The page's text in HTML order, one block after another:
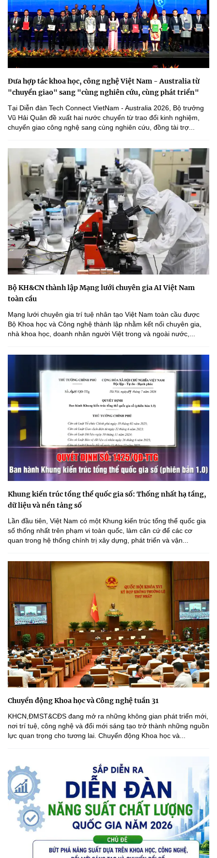
Đưa hợp tác khoa học, công nghệ Việt Nam - Australia từ
"chuyển giao" sang "cùng nghiên cứu, cùng phát triển"
Tại Diễn đàn Tech Connect VietNam - Australia 2026, Bộ trưởng
Vũ Hải Quân đề xuất hai nước chuyển từ trao đổi kinh nghiệm,
chuyển giao công nghệ sang cùng nghiên cứu, đồng tài trợ...
Bộ KH&CN thành lập Mạng lưới chuyên gia AI Việt Nam
toàn cầu
Mạng lưới chuyên gia trí tuệ nhân tạo Việt Nam toàn cầu được
Bộ Khoa học và Công nghệ thành lập nhằm kết nối chuyên gia,
nhà khoa học, doanh nhân người Việt trong và ngoài nước,...
Khung kiến trúc tổng thể quốc gia số: Thống nhất hạ tầng,
dữ liệu và nền tảng số
Lần đầu tiên, Việt Nam có một Khung kiến trúc tổng thể quốc gia
số thống nhất trên phạm vi toàn quốc, làm căn cứ để các cơ
quan trong hệ thống chính trị xây dựng, phát triển và vận...
Chuyển động Khoa học và Công nghệ tuần 31
KHCN,ĐMST&CĐS đang mở ra những không gian phát triển mới,
nơi trí tuệ, công nghệ và đổi mới sáng tạo trở thành những nguồn
lực quan trọng cho tương lai. Chuyển động Khoa học và...